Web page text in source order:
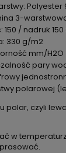
Polyester
3-
150 / nadruk
330 g/m2
mm/H2O
pary
polarowej
polar, czyli
w